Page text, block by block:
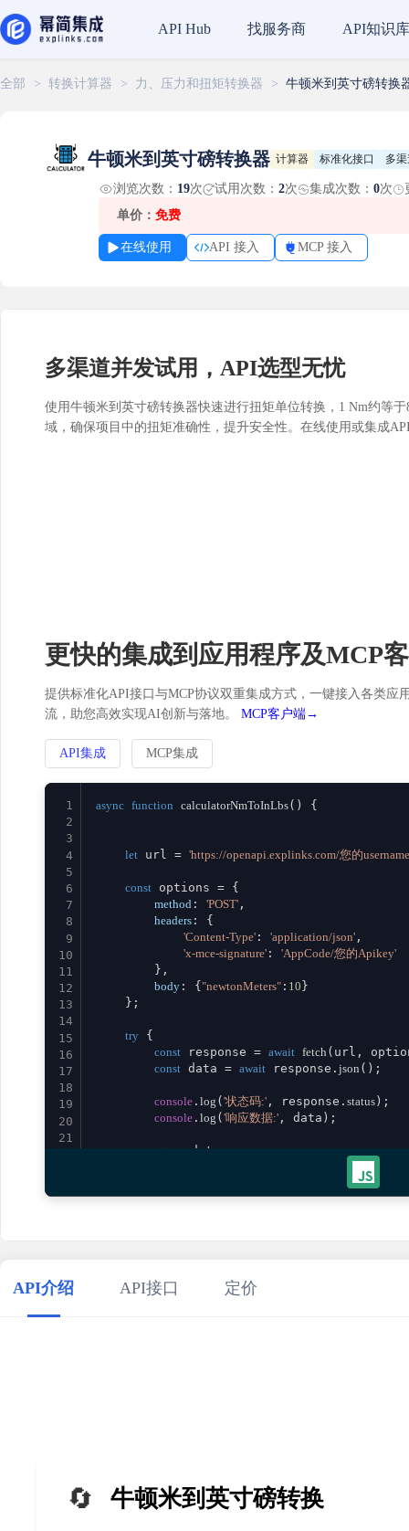
全部 > 转换计算器 > 力、压力和扭矩转换器 > 牛顿米到英寸磅转换
牛顿米到英寸磅转换器 计算器 标准化接口 多
浏览次数： 19次 试用次数： 2次 集成次数： 0次
单价： 免费
在线使用 API 接入 MCP 接入
多渠道并发试用，API选型无忧
使用牛顿米到英寸磅转换器快速进行扭矩单位转换，1 Nm约等
域，确保项目中的扭矩准确性，提升安全性。在线使用或集成
更快的集成到应用程序及MCP
提供标准化API接口与MCP协议双重集成方式，一键接入各类
流，助您高效实现AI创新与落地。 MCP客户端→
API集成 MCP集成
1
2
3
4
5
6
7
8
9
10
11
12
13
14
15
16
17
18
19
20
21
30
32
async function calculatorNmToInLbs( ) {
let url = 'https://openapi.explinks.com/您的
const options = {
method : 'POST' ,
headers : {
'Content-Type' : 'application/json' ,
'x-mce-signature' : 'AppCode/您的Apikey'
        },
body : { "newtonMeters" : 10 }
    };
try {
const response = await fetch (url,
const data = await response. json ();
console . log ( '状态码:' , response. status );
console . log ( '响应数据:' , data);
return
data;
, error);
throw error;
calculatorNmToInLbs
then( result console .
API介绍 API接口 定价
🔄 牛顿米到英寸磅转换
API Hub 找服务商 API知识库